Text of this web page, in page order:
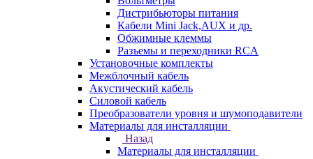
Дистрибьюторы питания
Кабели Mini Jack,AUX и др.
Обжимные клеммы
Разъемы и переходники RCA
Установочные комплекты
Межблочный кабель
Акустический кабель
Силовой кабель
Преобразователи уровня и шумоподавители
Материалы для инсталляции
Назад
Материалы для инсталляции